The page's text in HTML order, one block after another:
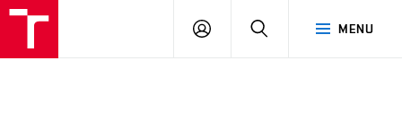
MENU
PŘIHLÁSIT